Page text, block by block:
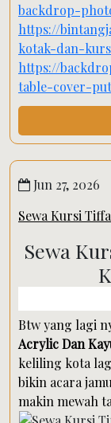
backdrop-
https://
kotak-dan-
https://
table-cover-
Jun 27, 2026
Sewa Kursi
Sewa
Btw yang lagi
Acrylic Dan
keliling kota
bikin acara
makin mewah